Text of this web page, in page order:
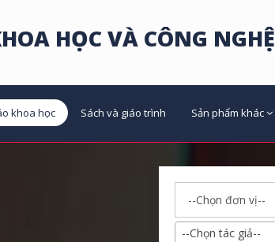
HỌC VÀ CÔNG NGHỆ
khoa học Sách và giáo trình Sản phẩm khác
--Chọn tác giả--